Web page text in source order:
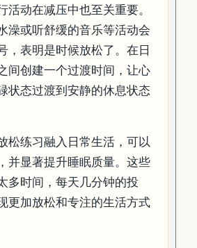
活动在减压中也至关重要。
澡或听舒缓的音乐等活动会
，表明是时候放松了。在日
间创建一个过渡时间，让心
状态过渡到安静的休息状态
松练习融入日常生活，可以
并显著提升睡眠质量。这些
多时间，每天几分钟的投
更加放松和专注的生活方式